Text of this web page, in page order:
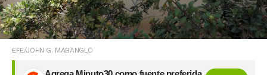
EFE/JOHN G. MABANGLO